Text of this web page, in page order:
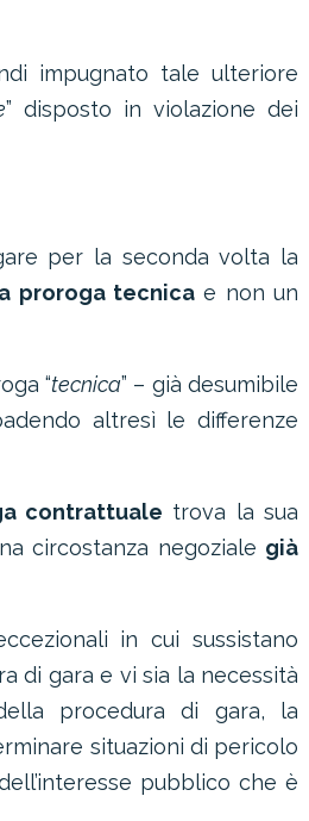
impugnato tale ulteriore
” disposto in violazione dei
per la seconda volta la
proroga tecnicae non un
“tecnica” – già desumibile
altresì le differenze
contrattuale trova la sua
circostanza negoziale già
in cui sussistano
di gara e vi sia la necessità
procedura di gara, la
situazioni di pericolo
pubblico che è